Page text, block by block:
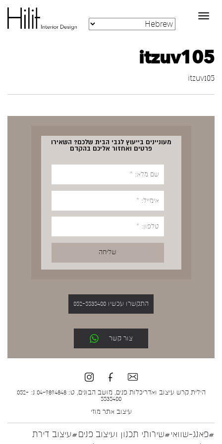
Toggle
navigation
itzuv105
itzuv105
מעוניינים בייעוץ לגבי הבית שלכם? השאירו
פרטים ואחזור אליכם בהקדם
התקשרו עכשיו 052-5535400
צור קשר
הילית קרש עיצוב ואדריכלות פנים, מושב הבונים, ט: 04-9894848 נ: 052-
5535400
עיצוב אתר מוזי
#פאנג-שוואי#שירותי תכנון ועיצוב פנים#עיצוב דירת